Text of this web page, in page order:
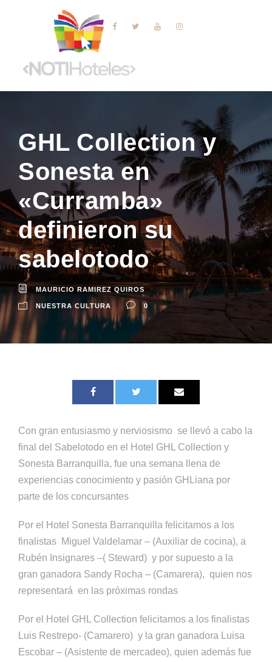
GHL Collection y
Sonesta en
«Curramba»
definieron su
sabelotodo
MAURICIO RAMIREZ QUIROS
NUESTRA CULTURA 0
Con gran entusiasmo y nerviosismo se llevó a cabo la
final del Sabelotodo en el Hotel GHL Collection y
Sonesta Barranquilla, fue una semana llena de
experiencias conocimiento y pasión GHLiana por
parte de los concursantes
Por el Hotel Sonesta Barranquilla felicitamos a los
finalistas Miguel Valdelamar – (Auxiliar de cocina), a
Rubén Insignares –( Steward) y por supuesto a la
gran ganadora Sandy Rocha – (Camarera), quien nos
representará en las próximas rondas
Por el Hotel GHL Collection felicitamos a los finalistas
Luis Restrepo- (Camarero) y la gran ganadora Luisa
Escobar – (Asistente de mercadeo), quien además fue